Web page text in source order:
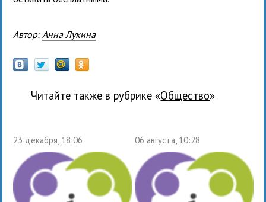
Автор: Анна Лукина
Читайте также в рубрике « общество»
23 декабря, 18:06 06 августа, 10:28